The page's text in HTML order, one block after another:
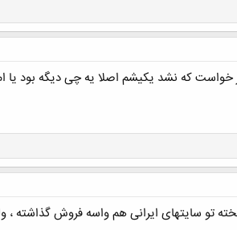
خواست که نشد یکیشم اصلا یه چی دیگه بود یا
تو سایتهای ایرانی هم واسه فروش گذاشته